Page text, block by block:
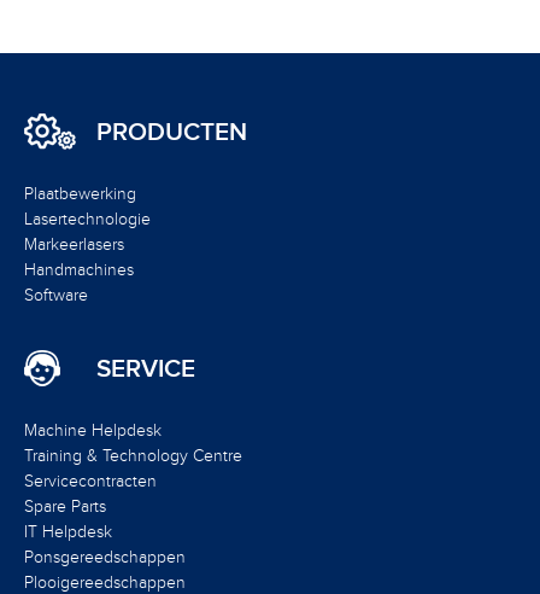
PRODUCTEN
Plaatbewerking
Lasertechnologie
Markeerlasers
Handmachines
Software
SERVICE
Machine Helpdesk
Training & Technology Centre
Servicecontracten
Spare Parts
IT Helpdesk
Ponsgereedschappen
Plooigereedschappen